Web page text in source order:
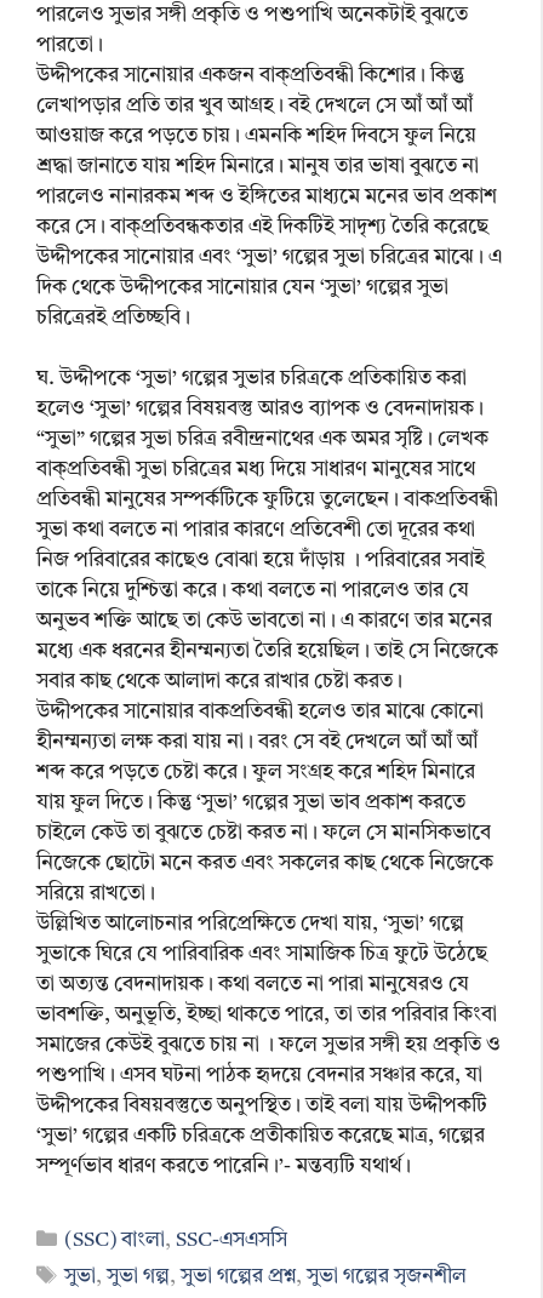
পারলেও সুভার সঙ্গী প্রকৃতি ও পশুপাখি অনেকটাই বুঝতে
পারতো।
উদ্দীপকের সানোয়ার একজন বাক্প্রতিবন্ধী কিশোর। কিন্তু
লেখাপড়ার প্রতি তার খুব আগ্রহ। বই দেখলে সে আঁ আঁ আঁ
আওয়াজ করে পড়তে চায়। এমনকি শহিদ দিবসে ফুল নিয়ে
শ্রদ্ধা জানাতে যায় শহিদ মিনারে। মানুষ তার ভাষা বুঝতে না
পারলেও নানারকম শব্দ ও ইঙ্গিতের মাধ্যমে মনের ভাব প্রকাশ
করে সে। বাক্‌প্রতিবন্ধকতার এই দিকটিই সাদৃশ্য তৈরি করেছে
উদ্দীপকের সানোয়ার এবং ‘সুভা’ গল্পের সুভা চরিত্রের মাঝে। এ
দিক থেকে উদ্দীপকের সানোয়ার যেন ‘সুভা’ গল্পের সুভা
চরিত্রেরই প্রতিচ্ছবি।
ঘ. উদ্দীপকে ‘সুভা’ গল্পের সুভার চরিত্রকে প্রতিকায়িত করা
হলেও ‘সুভা’ গল্পের বিষয়বস্তু আরও ব্যাপক ও বেদনাদায়ক।
“সুভা” গল্পের সুভা চরিত্র রবীন্দ্রনাথের এক অমর সৃষ্টি। লেখক
বাক্প্রতিবন্ধী সুভা চরিত্রের মধ্য দিয়ে সাধারণ মানুষের সাথে
প্রতিবন্ধী মানুষের সম্পর্কটিকে ফুটিয়ে তুলেছেন। বাকপ্রতিবন্ধী
সুভা কথা বলতে না পারার কারণে প্রতিবেশী তো দূরের কথা
নিজ পরিবারের কাছেও বোঝা হয়ে দাঁড়ায় । পরিবারের সবাই
তাকে নিয়ে দুশ্চিন্তা করে। কথা বলতে না পারলেও তার যে
অনুভব শক্তি আছে তা কেউ ভাবতো না। এ কারণে তার মনের
মধ্যে এক ধরনের হীনম্মন্যতা তৈরি হয়েছিল। তাই সে নিজেকে
সবার কাছ থেকে আলাদা করে রাখার চেষ্টা করত।
উদ্দীপকের সানোয়ার বাকপ্রতিবন্ধী হলেও তার মাঝে কোনো
হীনম্মন্যতা লক্ষ করা যায় না। বরং সে বই দেখলে আঁ আঁ আঁ
শব্দ করে পড়তে চেষ্টা করে। ফুল সংগ্রহ করে শহিদ মিনারে
যায় ফুল দিতে। কিন্তু ‘সুভা’ গল্পের সুভা ভাব প্রকাশ করতে
চাইলে কেউ তা বুঝতে চেষ্টা করত না। ফলে সে মানসিকভাবে
নিজেকে ছোটো মনে করত এবং সকলের কাছ থেকে নিজেকে
সরিয়ে রাখতো।
উল্লিখিত আলোচনার পরিপ্রেক্ষিতে দেখা যায়, ‘সুভা’ গল্পে
সুভাকে ঘিরে যে পারিবারিক এবং সামাজিক চিত্র ফুটে উঠেছে
তা অত্যন্ত বেদনাদায়ক। কথা বলতে না পারা মানুষেরও যে
ভাবশক্তি, অনুভূতি, ইচ্ছা থাকতে পারে, তা তার পরিবার কিংবা
সমাজের কেউই বুঝতে চায় না । ফলে সুভার সঙ্গী হয় প্রকৃতি ও
পশুপাখি। এসব ঘটনা পাঠক হৃদয়ে বেদনার সঞ্চার করে, যা
উদ্দীপকের বিষয়বস্তুতে অনুপস্থিত। তাই বলা যায় উদ্দীপকটি
‘সুভা’ গল্পের একটি চরিত্রকে প্রতীকায়িত করেছে মাত্র, গল্পের
সম্পূর্ণভাব ধারণ করতে পারেনি।’- মন্তব্যটি যথার্থ।
Categories
(SSC) বাংলা,SSC-এসএসসি
Tags
সুভা,সুভা গল্প,সুভা গল্পের প্রশ্ন,সুভা গল্পের সৃজনশীল